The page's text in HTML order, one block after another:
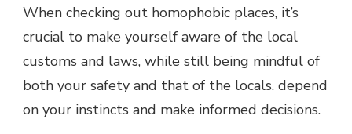
When checking out homophobic places, it’s
crucial to make yourself aware of the local
customs and laws, while still being mindful of
both your safety and that of the locals. depend
on your instincts and make informed decisions.